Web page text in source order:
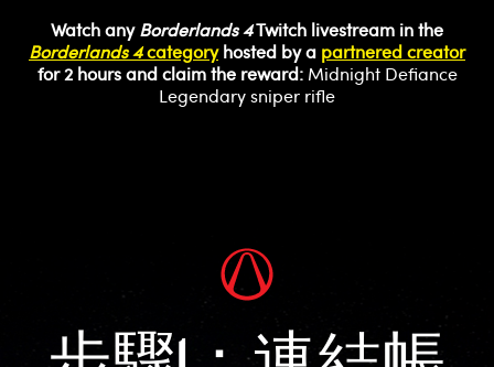
Watch anyBorderlands 4Twitch livestream in the
Borderlands 4categoryhosted by a partnered creator
for 2 hours and claim the reward:Midnight Defiance
Legendary sniper rifle